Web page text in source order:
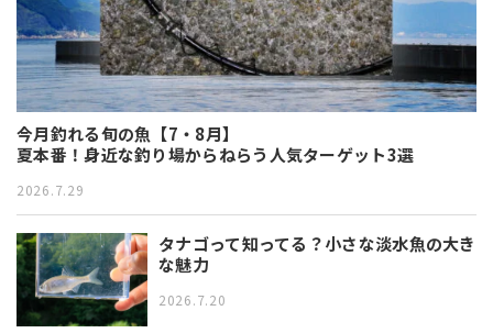
今月釣れる旬の魚【7・8月】
夏本番！身近な釣り場からねらう人気ターゲット3選
2026.7.29
タナゴって知ってる？小さな淡水魚の大き
な魅力
2026.7.20